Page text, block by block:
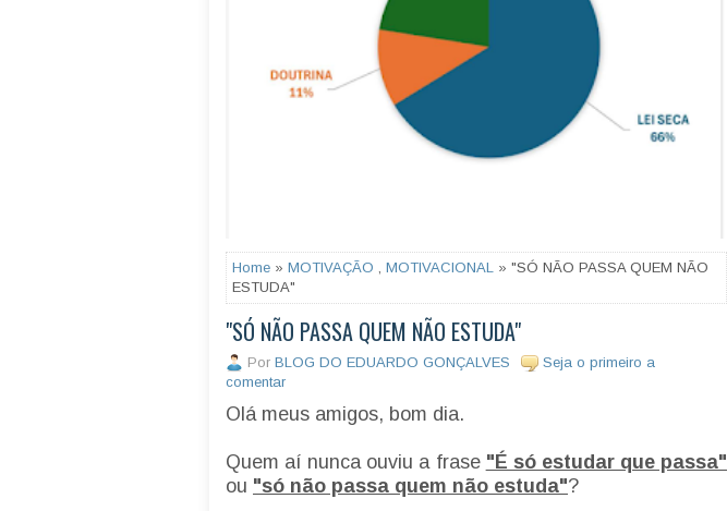
Home » MOTIVAÇÃO , MOTIVACIONAL » "SÓ NÃO PASSA QUEM NÃO
ESTUDA"
"SÓ NÃO PASSA QUEM NÃO ESTUDA"
Por BLOG DO EDUARDO GONÇALVES
Seja o primeiro a
comentar
Olá meus amigos, bom dia.
Quem aí nunca ouviu a frase "É só estudar que passa"
ou "só não passa quem não estuda"?